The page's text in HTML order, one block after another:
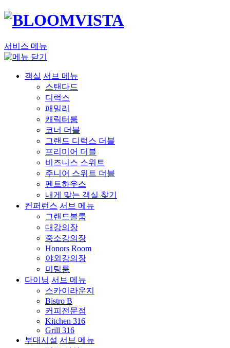
서비스 메뉴
객실 서브 메뉴
스탠다드
디럭스
패밀리
캐릭터룸
코너 더블
그랜드 디럭스 더블
프리미어 더블
비즈니스 스위트
주니어 스위트 더블
펜트하우스
내게 맞는 객실 찾기
컨퍼런스 서브 메뉴
그랜드볼룸
대강의장
중소강의장
Honors Room
야외강의장
미팅룸
다이닝 서브 메뉴
스카이라운지
Bistro B
커피전문점
Kitchen 316
Grill 316
부대시설 서브 메뉴